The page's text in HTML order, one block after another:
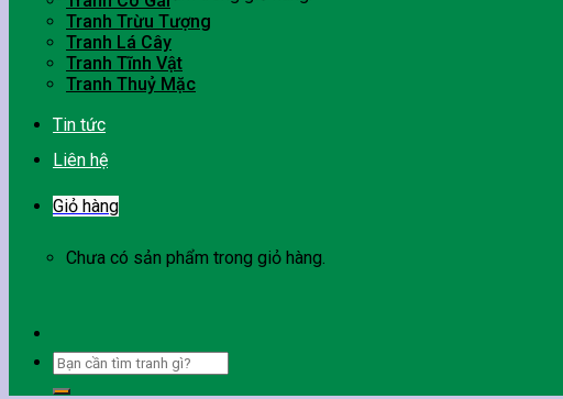
Tranh Trừu Tượng
Tranh Lá Cây
Tranh Tĩnh Vật
Tranh Thuỷ Mặc
Tin tức
Liên hệ
Giỏ hàng
Chưa có sản phẩm trong giỏ hàng.
Tìm
kiếm: